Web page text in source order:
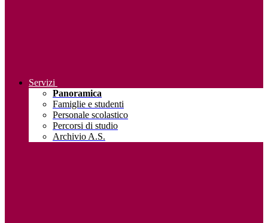
Servizi
Panoramica
Famiglie e studenti
Personale scolastico
Percorsi di studio
Archivio A.S.